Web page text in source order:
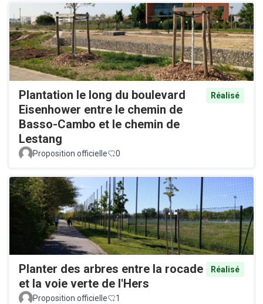
Plantation le long du boulevard
Eisenhower entre le chemin de
Basso-Cambo et le chemin de
Lestang
Réalisé
Proposition officielle 0
Planter des arbres entre la rocade
et la voie verte de l'Hers
Réalisé
Proposition officielle 1